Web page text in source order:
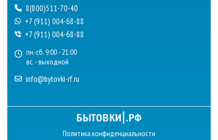
8(800)511-70-40
+7 (911) 004-68-88
+7 (911) 004-68-88
пн.-сб. 9:00 - 21:00
вс. - выходной
info@bytovki-rf.ru
Политика конфиденциальности